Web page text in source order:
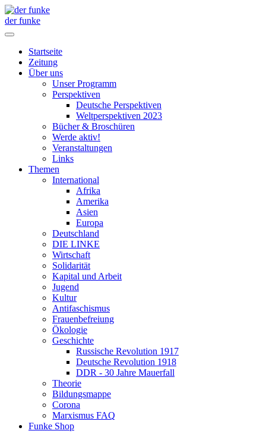
der funke
Startseite
Zeitung
Über uns
Unser Programm
Perspektiven
Deutsche Perspektiven
Weltperspektiven 2023
Bücher & Broschüren
Werde aktiv!
Veranstaltungen
Links
Themen
International
Afrika
Amerika
Asien
Europa
Deutschland
DIE LINKE
Wirtschaft
Solidarität
Kapital und Arbeit
Jugend
Kultur
Antifaschismus
Frauenbefreiung
Ökologie
Geschichte
Russische Revolution 1917
Deutsche Revolution 1918
DDR - 30 Jahre Mauerfall
Theorie
Bildungsmappe
Corona
Marxismus FAQ
Funke Shop